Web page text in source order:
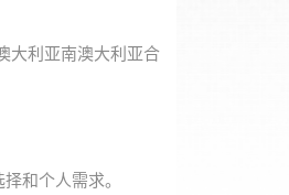
大利亚南澳大利亚合
和个人需求。